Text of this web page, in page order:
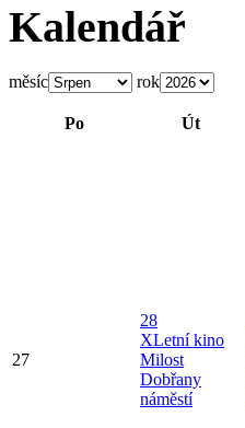
Kalendář
měsíc rok
Po Út
27
28
XLetní kino
Milost
Dobřany
náměstí